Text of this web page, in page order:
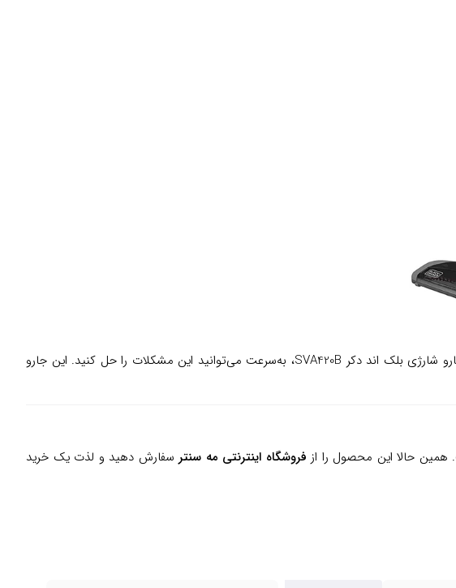
تصور کنید هنگام صرف صبحانه، مقداری شکر روی زمین می‌ریزد یا موهای حیوان خانگی‌تان روی مبل پخش شده است. با جارو شارژی بلک اند دکر SVA420B، به‌سرعت می‌توانید این مشکلات را حل کنید. این جارو
فروشگاه اینترنتی مه سنترسفارش دهید و لذت یک خرید